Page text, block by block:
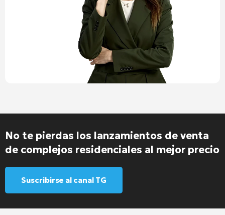
No te pierdas los lanzamientos de venta
de complejos residenciales al mejor precio
Suscribirse al canal TG